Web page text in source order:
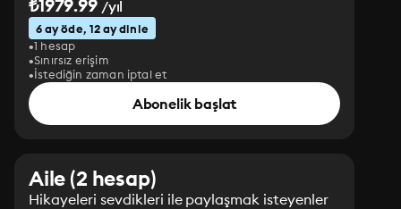
₺1979.99/yıl
6 ay öde, 12 ay dinle
1 hesap
Sınırsız erişim
İstediğin zaman iptal et
Abonelik başlat
Aile (2 hesap)
Hikayeleri sevdikleri ile paylaşmak isteyenler